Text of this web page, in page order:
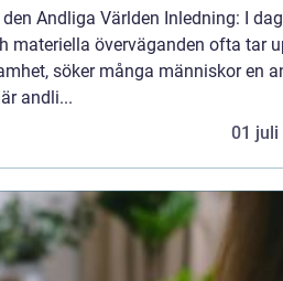
Andliga Världen Inledning: I
materiella överväganden ofta tar
söker många människor en
andli...
01 juli